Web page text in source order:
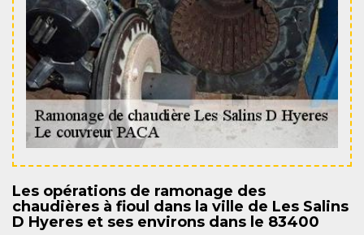
Les opérations de ramonage des
chaudières à fioul dans la ville de Les Salins
D Hyeres et ses environs dans le 83400